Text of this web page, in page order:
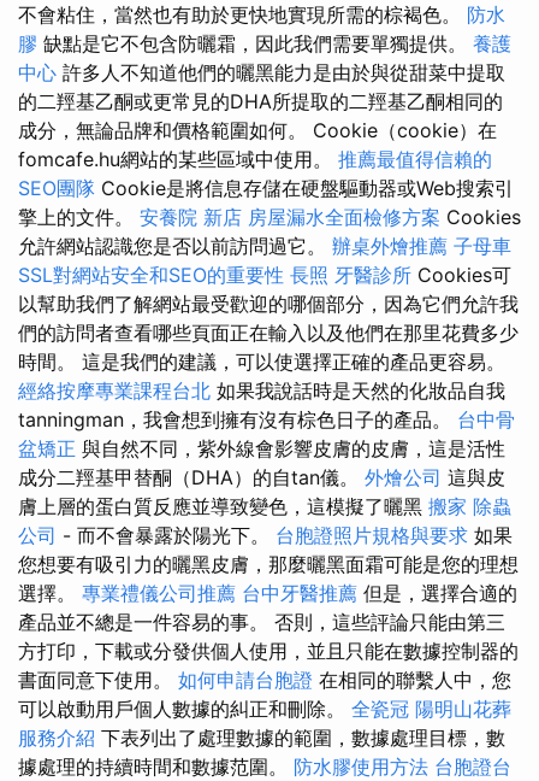
不會粘住，當然也有助於更快地實現所需的棕褐色。 防水
膠 缺點是它不包含防曬霜，因此我們需要單獨提供。 養護
中心 許多人不知道他們的曬黑能力是由於與從甜菜中提取
的二羥基乙酮或更常見的DHA所提取的二羥基乙酮相同的
成分，無論品牌和價格範圍如何。 Cookie（cookie）在
fomcafe.hu網站的某些區域中使用。 推薦最值得信賴的
SEO團隊 Cookie是將信息存儲在硬盤驅動器或Web搜索引
擎上的文件。 安養院 新店 房屋漏水全面檢修方案 Cookies
允許網站認識您是否以前訪問過它。 辦桌外燴推薦 子母車
SSL對網站安全和SEO的重要性 長照 牙醫診所 Cookies可
以幫助我們了解網站最受歡迎的哪個部分，因為它們允許我
們的訪問者查看哪些頁面正在輸入以及他們在那里花費多少
時間。 這是我們的建議，可以使選擇正確的產品更容易。
經絡按摩專業課程台北 如果我說話時是天然的化妝品自我
tanningman，我會想到擁有沒有棕色日子的產品。 台中骨
盆矯正 與自然不同，紫外線會影響皮膚的皮膚，這是活性
成分二羥基甲替酮（DHA）的自tan儀。 外燴公司 這與皮
膚上層的蛋白質反應並導致變色，這模擬了曬黑 搬家 除蟲
公司 - 而不會暴露於陽光下。 台胞證照片規格與要求 如果
您想要有吸引力的曬黑皮膚，那麼曬黑面霜可能是您的理想
選擇。 專業禮儀公司推薦 台中牙醫推薦 但是，選擇合適的
產品並不總是一件容易的事。 否則，這些評論只能由第三
方打印，下載或分發供個人使用，並且只能在數據控制器的
書面同意下使用。 如何申請台胞證 在相同的聯繫人中，您
可以啟動用戶個人數據的糾正和刪除。 全瓷冠 陽明山花葬
服務介紹 下表列出了處理數據的範圍，數據處理目標，數
據處理的持續時間和數據范圍。 防水膠使用方法 台胞證台